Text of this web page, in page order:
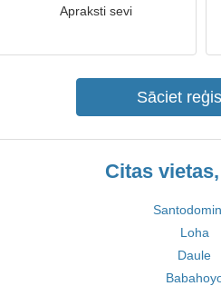
Apraksti sevi
Sāciet
Citas
Loha
Daule